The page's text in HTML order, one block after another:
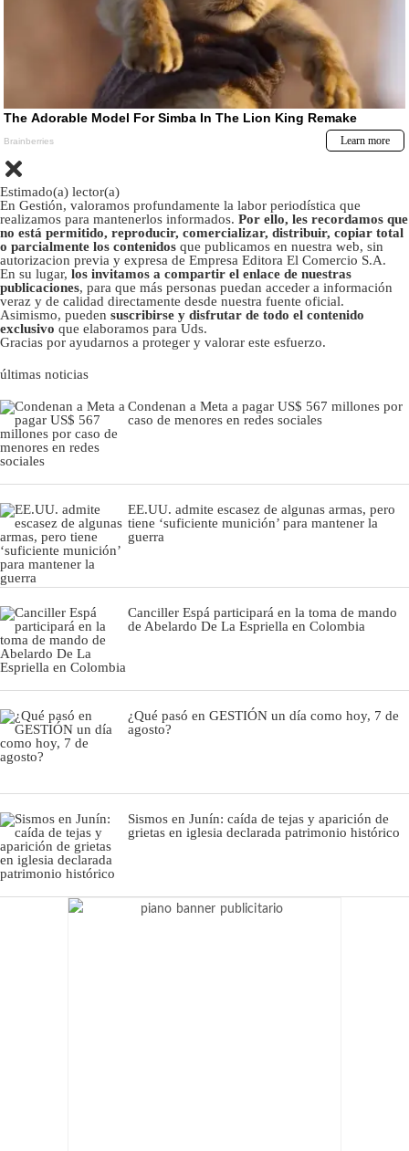
Estimado(a) lector(a)
En Gestión, valoramos profundamente la labor periodística que
realizamos para mantenerlos informados. Por ello, les recordamos que
no está permitido, reproducir, comercializar, distribuir, copiar total
o parcialmente los contenidos que publicamos en nuestra web, sin
autorizacion previa y expresa de Empresa Editora El Comercio S.A.
En su lugar, los invitamos a compartir el enlace de nuestras
publicaciones, para que más personas puedan acceder a información
veraz y de calidad directamente desde nuestra fuente oficial.
Asimismo, pueden suscribirse y disfrutar de todo el contenido
exclusivo que elaboramos para Uds.
Gracias por ayudarnos a proteger y valorar este esfuerzo.
últimas noticias
Condenan a Meta a pagar US$ 567 millones por
caso de menores en redes sociales
EE.UU. admite escasez de algunas armas, pero
tiene ‘suficiente munición’ para mantener la
guerra
Canciller Espá participará en la toma de mando
de Abelardo De La Espriella en Colombia
¿Qué pasó en GESTIÓN un día como hoy, 7 de
agosto?
Sismos en Junín: caída de tejas y aparición de
grietas en iglesia declarada patrimonio histórico